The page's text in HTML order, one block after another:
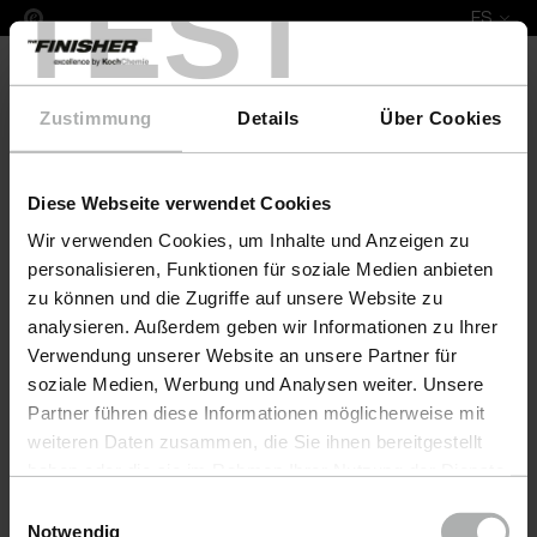
TEST
Zustimmung Details Über Cookies
Diese Webseite verwendet Cookies
Wir verwenden Cookies, um Inhalte und Anzeigen zu
personalisieren, Funktionen für soziale Medien anbieten
zu können und die Zugriffe auf unsere Website zu
analysieren. Außerdem geben wir Informationen zu Ihrer
Verwendung unserer Website an unsere Partner für
soziale Medien, Werbung und Analysen weiter. Unsere
Partner führen diese Informationen möglicherweise mit
weiteren Daten zusammen, die Sie ihnen bereitgestellt
Einstellungen zu den Cookies finden Sie unter
Notwendig
ES
COLOURLOCK Nubuk Fresh 250 ml Bert Plantagie